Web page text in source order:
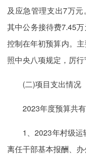
及应急管理支出7万元
其中公务接待费7.45
控制在年初预算内。
照中央八项规定，厉行
(二)项目支出情况
2023年度预算共
1、2023年村级
离任干部基本报酬、办